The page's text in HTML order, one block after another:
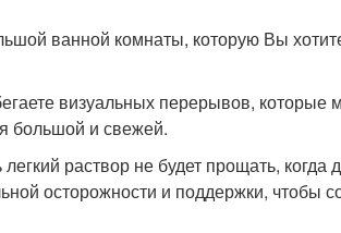
ванной комнаты, которую Вы
визуальных перерывов, которые
большой и свежей.
раствор не будет прощать, когда
осторожности и поддержки, чтобы